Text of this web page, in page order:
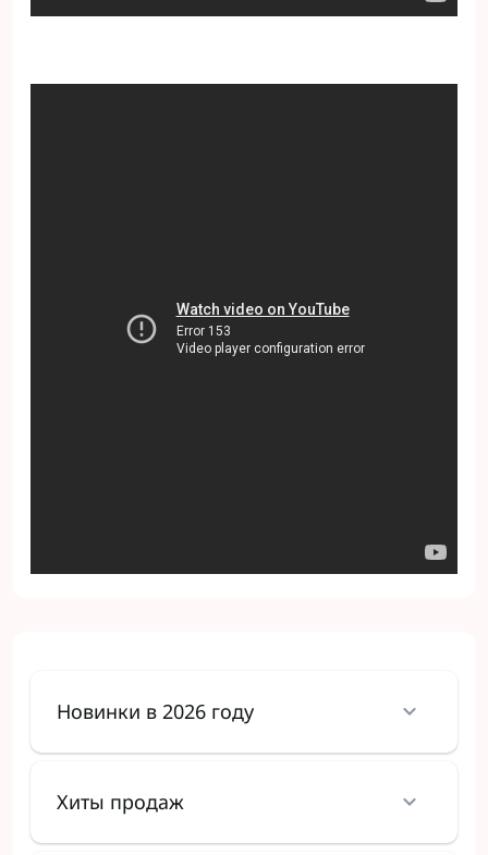
Новинки в 2026 году
Хиты продаж